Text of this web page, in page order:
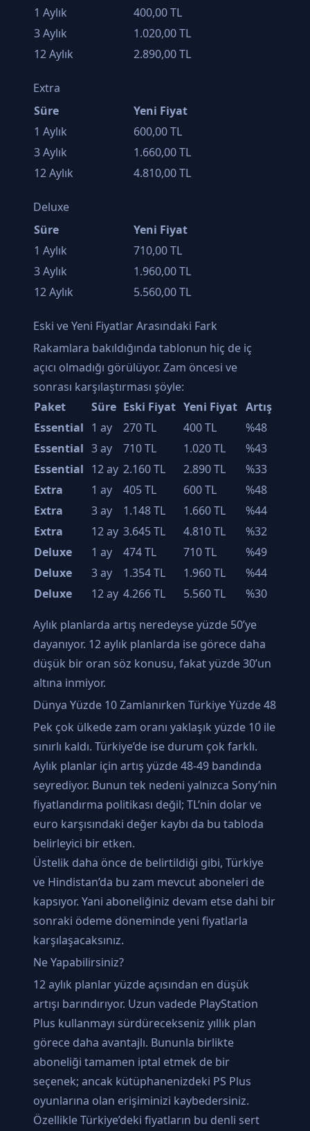
1 Aylık
400,00 TL
3 Aylık
1.020,00 TL
12 Aylık
2.890,00 TL
Extra
Süre
Yeni Fiyat
1 Aylık
600,00 TL
3 Aylık
1.660,00 TL
12 Aylık
4.810,00 TL
Deluxe
Süre
Yeni Fiyat
1 Aylık
710,00 TL
3 Aylık
1.960,00 TL
12 Aylık
5.560,00 TL
Eski ve Yeni Fiyatlar Arasındaki Fark
Rakamlara bakıldığında tablonun hiç de iç
açıcı olmadığı görülüyor. Zam öncesi ve
sonrası karşılaştırması şöyle:
Paket
Süre Eski Fiyat Yeni Fiyat Artış
Essential 1 ay 270 TL 400 TL
%48
Essential 3 ay 710 TL 1.020 TL
%43
Essential 12 ay 2.160 TL 2.890 TL
%33
Extra
1 ay 405 TL 600 TL
%48
Extra
3 ay 1.148 TL 1.660 TL
%44
Extra
12 ay 3.645 TL 4.810 TL
%32
Deluxe
1 ay 474 TL 710 TL
%49
Deluxe
3 ay 1.354 TL 1.960 TL
%44
Deluxe
12 ay 4.266 TL 5.560 TL %30
Aylık planlarda artış neredeyse yüzde 50’ye
dayanıyor. 12 aylık planlarda ise görece daha
düşük bir oran söz konusu, fakat yüzde 30’un
altına inmiyor.
Dünya Yüzde 10 Zamlanırken Türkiye Yüzde 48
Pek çok ülkede zam oranı yaklaşık yüzde 10 ile
sınırlı kaldı. Türkiye’de ise durum çok farklı.
Aylık planlar için artış yüzde 48-49 bandında
seyrediyor. Bunun tek nedeni yalnızca Sony’nin
fiyatlandırma politikası değil; TL’nin dolar ve
euro karşısındaki değer kaybı da bu tabloda
belirleyici bir etken.
Üstelik daha önce de belirtildiği gibi, Türkiye
ve Hindistan’da bu zam mevcut aboneleri de
kapsıyor. Yani aboneliğiniz devam etse dahi bir
sonraki ödeme döneminde yeni fiyatlarla
karşılaşacaksınız.
Ne Yapabilirsiniz?
12 aylık planlar yüzde açısından en düşük
artışı barındırıyor. Uzun vadede PlayStation
Plus kullanmayı sürdürecekseniz yıllık plan
görece daha avantajlı. Bununla birlikte
aboneliği tamamen iptal etmek de bir
seçenek; ancak kütüphanenizdeki PS Plus
oyunlarına olan erişiminizi kaybedersiniz.
Özellikle Türkiye’deki fiyatların bu denli sert